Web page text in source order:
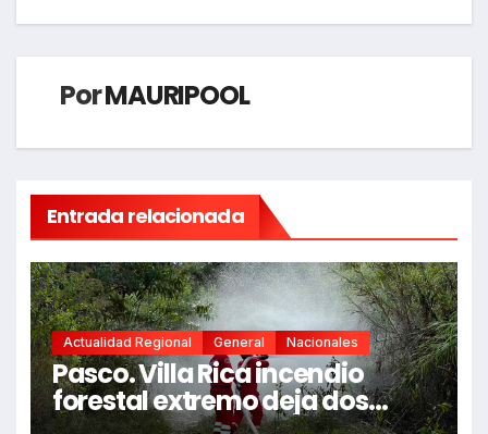
PorMAURIPOOL
Entrada relacionada
Actualidad Regional General Nacionales
Pasco. Villa Rica incendio
forestal extremo deja dos